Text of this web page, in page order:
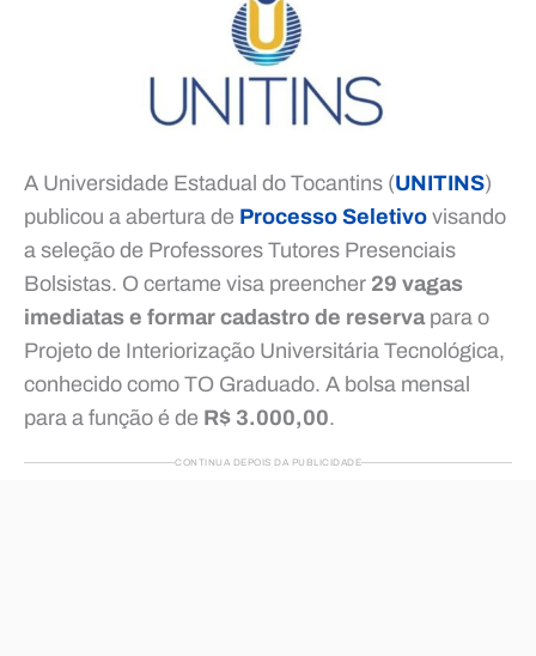
A Universidade Estadual do Tocantins (UNITINS)
publicou a abertura de Processo Seletivo visando
a seleção de Professores Tutores Presenciais
Bolsistas. O certame visa preencher 29 vagas
imediatas e formar cadastro de reservapara o
Projeto de Interiorização Universitária Tecnológica,
conhecido como TO Graduado. A bolsa mensal
para a função é de R$ 3.000,00.
CONTINUA DEPOIS DA PUBLICIDADE